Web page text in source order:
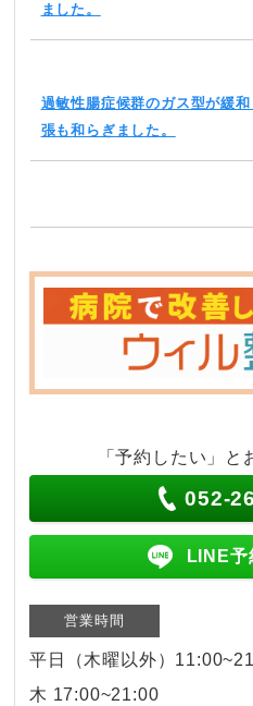
ました。
過敏性腸症候群のガス型が緩
張も和らぎました。
「予約したい」と
052-
LINE予
営業時間
平日（木曜以外）
木 17:00~21:00